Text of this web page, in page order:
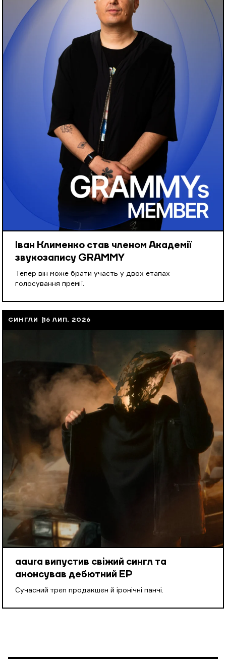
Іван Клименко став членом Академії
звукозапису GRAMMY
Тепер він може брати участь у двох етапах
голосування премії.
СИНГЛИ 16 ЛИП, 2026
aaura випустив свіжий сингл та
анонсував дебютний EP
Cучасний треп продакшен й іронічні панчі.